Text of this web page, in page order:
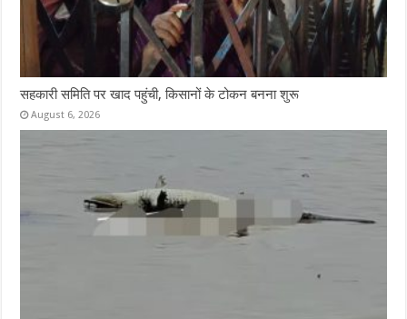
सहकारी समिति पर खाद पहुंची, किसानों के टोकन बनना शुरू
August 6, 2026